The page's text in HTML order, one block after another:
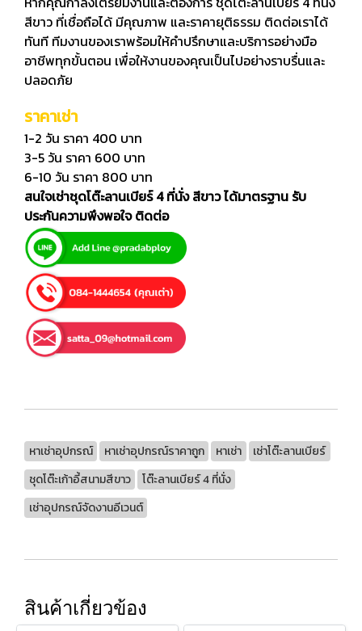
สีขาว ที่เชื่อถือได้ มีคุณภาพ และราคายุติธรรม ติดต่อเราได้
ทันที ทีมงานของเราพร้อมให้คำปรึกษาและบริการอย่างมือ
อาชีพทุกขั้นตอน เพื่อให้งานของคุณเป็นไปอย่างราบรื่นและ
ปลอดภัย
ราคาเช่า
1-2 วัน ราคา 400 บาท
3-5 วัน ราคา 600 บาท
6-10 วัน ราคา 800 บาท
สนใจเช่าชุดโต๊ะลานเบียร์ 4 ที่นั่ง สีขาว ได้มาตรฐาน รับ
ประกันความพึงพอใจ ติดต่อ
หาเช่าอุปกรณ์ หาเช่าอุปกรณ์ราคาถูก หาเช่า
เช่าโต๊ะลานเบียร์
ชุดโต๊ะเก้าอี้สนามสีขาว
โต๊ะลานเบียร์ 4 ที่นั่ง
เช่าอุปกรณ์จัดงานอีเวนต์
สินค้าเกี่ยวข้อง